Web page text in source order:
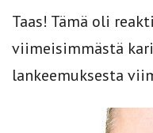
Taas! Tämä oli
viimeisimmästä
lankeemuksesta